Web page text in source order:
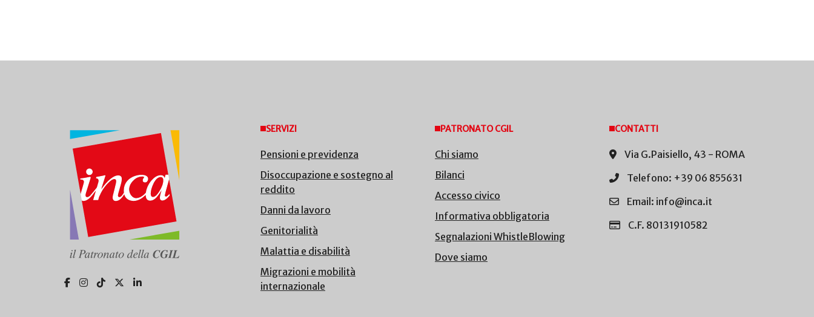
SERVIZI
Pensioni e previdenza
Disoccupazione e sostegno al
reddito
Danni da lavoro
Genitorialità
Malattia e disabilità
Migrazioni e mobilità
internazionale
PATRONATO CGIL
Chi siamo
Bilanci
Accesso civico
Informativa obbligatoria
Segnalazioni WhistleBlowing
Dove siamo
CONTATTI
Via G.Paisiello, 43 - ROMA
Telefono: +39 06 855631
Email: info@inca.it
C.F. 80131910582